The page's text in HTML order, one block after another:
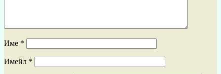
Име *
Имейл *